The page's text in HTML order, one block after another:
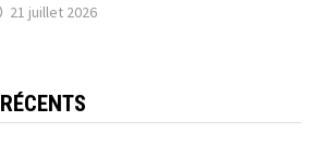
21 juillet 2026